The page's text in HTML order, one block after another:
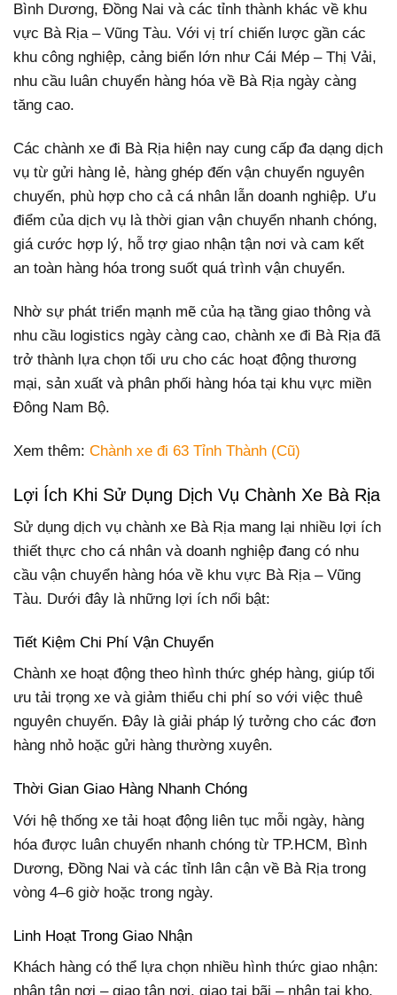
Bình Dương, Đồng Nai và các tỉnh thành khác về khu
vực Bà Rịa – Vũng Tàu. Với vị trí chiến lược gần các
khu công nghiệp, cảng biển lớn như Cái Mép – Thị Vải,
nhu cầu luân chuyển hàng hóa về Bà Rịa ngày càng
tăng cao.
Các chành xe đi Bà Rịa hiện nay cung cấp đa dạng dịch
vụ từ gửi hàng lẻ, hàng ghép đến vận chuyển nguyên
chuyến, phù hợp cho cả cá nhân lẫn doanh nghiệp. Ưu
điểm của dịch vụ là thời gian vận chuyển nhanh chóng,
giá cước hợp lý, hỗ trợ giao nhận tận nơi và cam kết
an toàn hàng hóa trong suốt quá trình vận chuyển.
Nhờ sự phát triển mạnh mẽ của hạ tầng giao thông và
nhu cầu logistics ngày càng cao, chành xe đi Bà Rịa đã
trở thành lựa chọn tối ưu cho các hoạt động thương
mại, sản xuất và phân phối hàng hóa tại khu vực miền
Đông Nam Bộ.
Xem thêm: Chành xe đi 63 Tỉnh Thành (Cũ)
Lợi Ích Khi Sử Dụng Dịch Vụ Chành Xe Bà Rịa
Sử dụng dịch vụ chành xe Bà Rịa mang lại nhiều lợi ích
thiết thực cho cá nhân và doanh nghiệp đang có nhu
cầu vận chuyển hàng hóa về khu vực Bà Rịa – Vũng
Tàu. Dưới đây là những lợi ích nổi bật:
Tiết Kiệm Chi Phí Vận Chuyển
Chành xe hoạt động theo hình thức ghép hàng, giúp tối
ưu tải trọng xe và giảm thiểu chi phí so với việc thuê
nguyên chuyến. Đây là giải pháp lý tưởng cho các đơn
hàng nhỏ hoặc gửi hàng thường xuyên.
Thời Gian Giao Hàng Nhanh Chóng
Với hệ thống xe tải hoạt động liên tục mỗi ngày, hàng
hóa được luân chuyển nhanh chóng từ TP.HCM, Bình
Dương, Đồng Nai và các tỉnh lân cận về Bà Rịa trong
vòng 4–6 giờ hoặc trong ngày.
Linh Hoạt Trong Giao Nhận
Khách hàng có thể lựa chọn nhiều hình thức giao nhận:
nhận tận nơi – giao tận nơi, giao tại bãi – nhận tại kho,